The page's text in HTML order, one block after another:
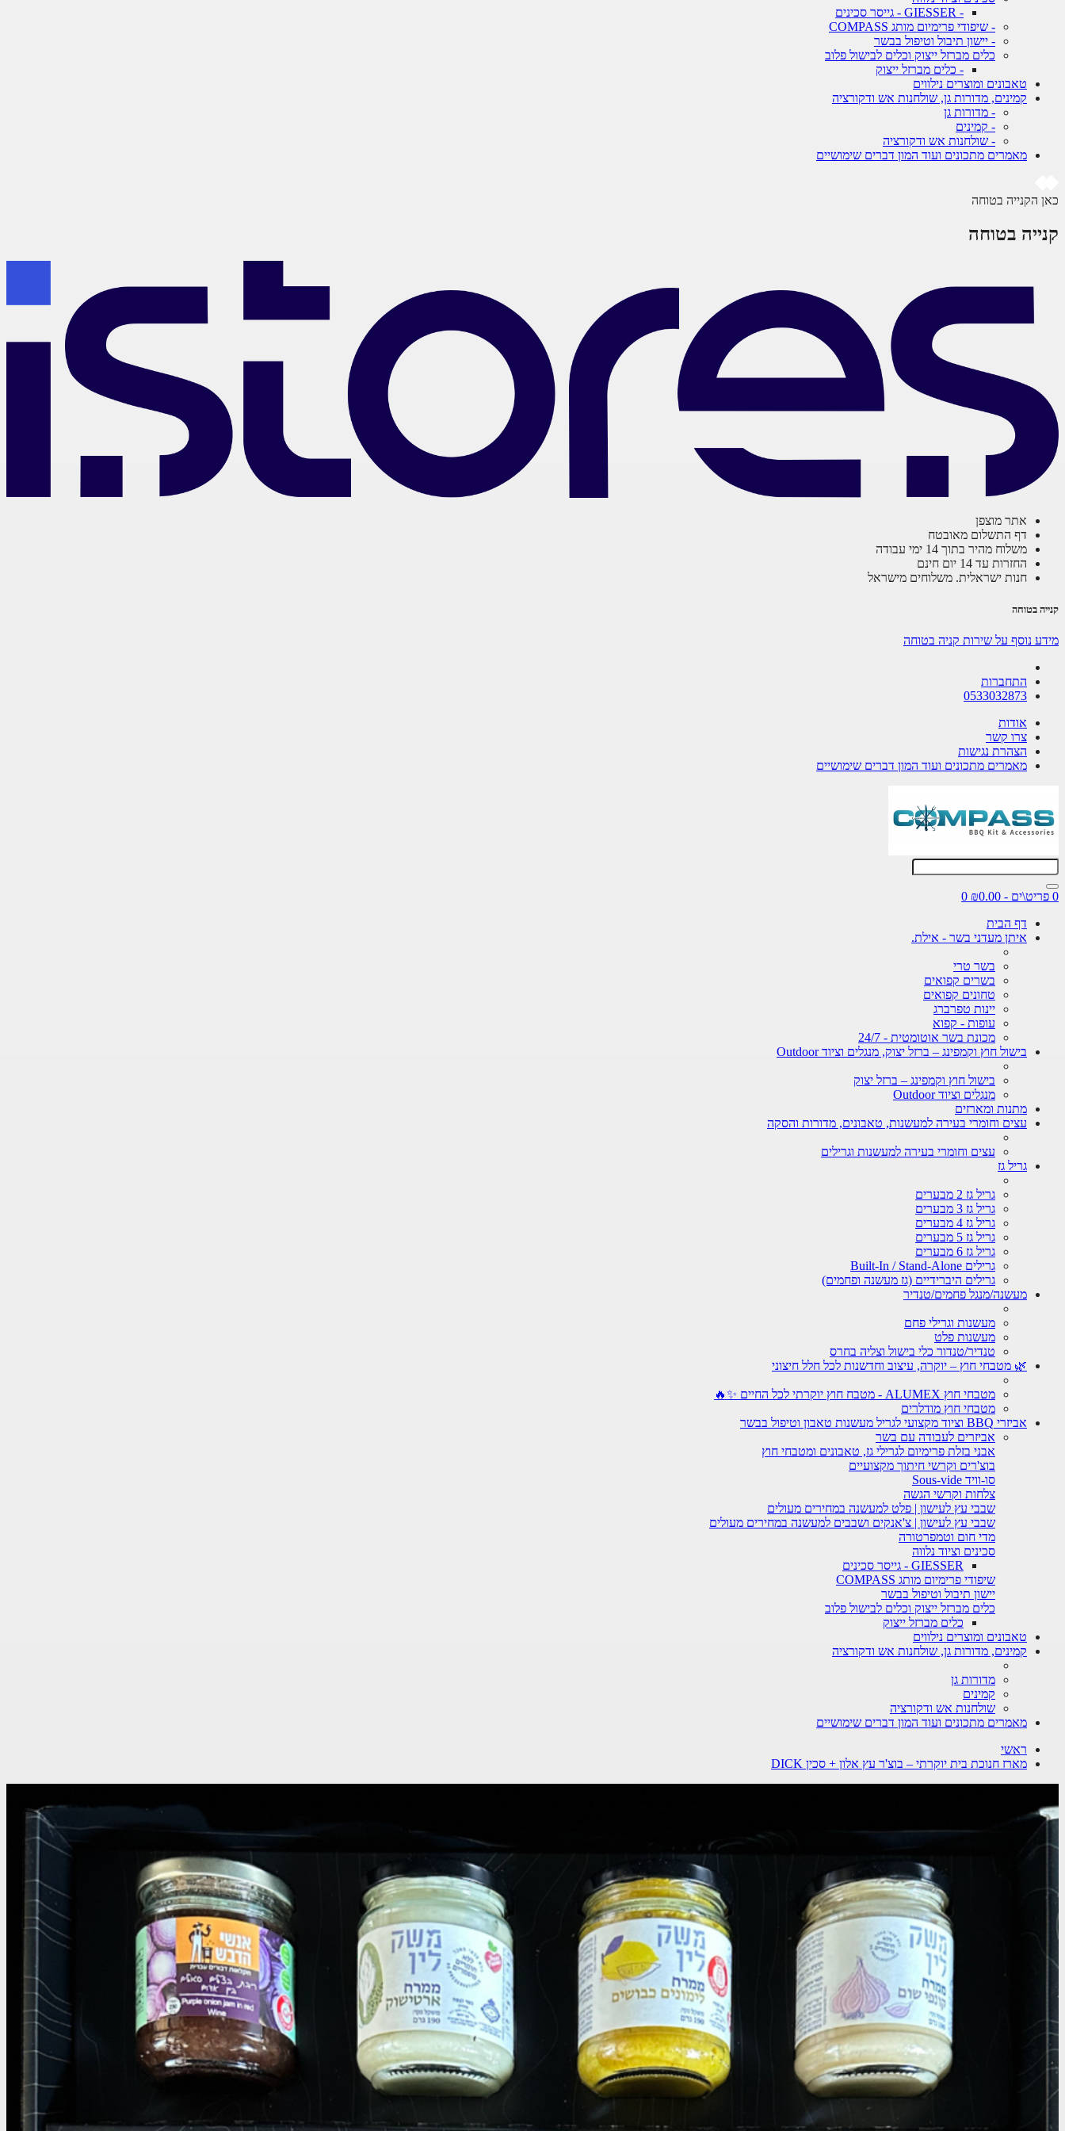
- GIESSER - גייסר סכינים
- שיפודי פרימיום מותג COMPASS
- יישון תיבול וטיפול בבשר
כלים מברזל ייצוק וכלים לבישול פלוב
- כלים מברזל ייצוק
טאבונים ומוצרים נילווים
קמינים, מדורות גן, שולחנות אש ודקורציה
- מדורות גן
- קמינים
- שולחנות אש ודקורציה
מאמרים מתכונים ועוד המון דברים שימושיים
כאן הקנייה בטוחה
קנייה בטוחה
אתר מוצפן
דף התשלום מאובטח
משלוח מהיר בתוך 14 ימי עבודה
החזרות עד 14 יום חינם
חנות ישראלית. משלוחים מישראל
קנייה בטוחה
מידע נוסף על שירות קניה בטוחה
התחברות
0533032873
אודות
צרו קשר
הצהרת נגישות
מאמרים מתכונים ועוד המון דברים שימושיים
0 פריט\ים - ₪0.00
0
דף הבית
איתן מעדני בשר - אילת.
בשר טרי
בשרים קפואים
טחונים קפואים
יינות טפרברג
עופות - קפוא
מכונת בשר אוטומטית - 24/7
בישול חוץ וקמפינג – ברזל יצוק, מנגלים וציוד Outdoor
בישול חוץ וקמפינג – ברזל יצוק
מנגלים וציוד Outdoor
מתנות ומארזים
עצים וחומרי בעירה למעשנות, טאבונים, מדורות והסקה
עצים וחומרי בעירה למעשנות וגרילים
גריל גז
גריל גז 2 מבערים
גריל גז 3 מבערים
גריל גז 4 מבערים
גריל גז 5 מבערים
גריל גז 6 מבערים
גרילים Built-In / Stand-Alone
גרילים היברידיים (גז מעשנה ופחמים)
מעשנה/מנגל פחמים/טנדיר
מעשנות וגרילי פחם
מעשנות פלט
טנדיר/טנדור כלי בישול וצליה בחרס
🌿 מטבחי חוץ – יוקרה, עיצוב וחדשנות לכל חלל חיצוני
מטבחי חוץ ALUMEX - מטבח חוץ יוקרתי לכל החיים ✨🔥
מטבחי חוץ מודלרים
אביזרי BBQ וציוד מקצועי לגריל מעשנות טאבון וטיפול בבשר
אביזרים לעבודה עם בשר
אבני בזלת פרימיום לגרילי גז, טאבונים ומטבחי חוץ
בוצ'רים וקרשי חיתוך מקצועיים
סו-וויד Sous-vide
צלחות וקרשי הגשה
שבבי עץ לעישון | פלט למעשנה במחירים מעולים
שבבי עץ לעישון | צ'אנקים ושבבים למעשנה במחירים מעולים
מדי חום וטמפרטורה
סכינים וציוד נלווה
GIESSER - גייסר סכינים
שיפודי פרימיום מותג COMPASS
יישון תיבול וטיפול בבשר
כלים מברזל ייצוק וכלים לבישול פלוב
כלים מברזל ייצוק
טאבונים ומוצרים נילווים
קמינים, מדורות גן, שולחנות אש ודקורציה
מדורות גן
קמינים
שולחנות אש ודקורציה
מאמרים מתכונים ועוד המון דברים שימושיים
ראשי
מארז חנוכת בית יוקרתי – בוצ'ר עץ אלון + סכין DICK